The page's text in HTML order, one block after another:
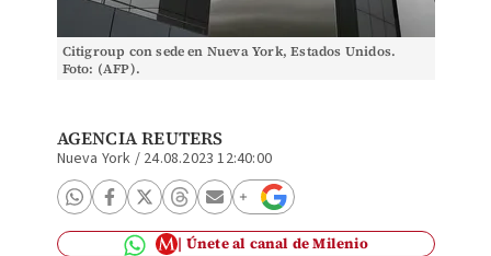
Citigroup con sede en Nueva York, Estados Unidos.
Foto: (AFP).
AGENCIA REUTERS
Nueva York / 24.08.2023 12:40:00
Únete al canal de Milenio